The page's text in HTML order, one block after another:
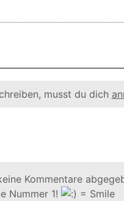
musst du dich
Kommentare
Nummer 1!